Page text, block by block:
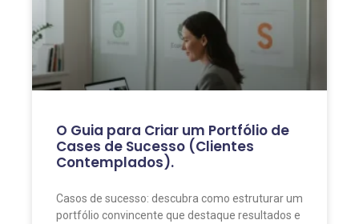
O Guia para Criar um Portfólio de
Cases de Sucesso (Clientes
Contemplados).
Casos de sucesso: descubra como estruturar um
portfólio convincente que destaque resultados e